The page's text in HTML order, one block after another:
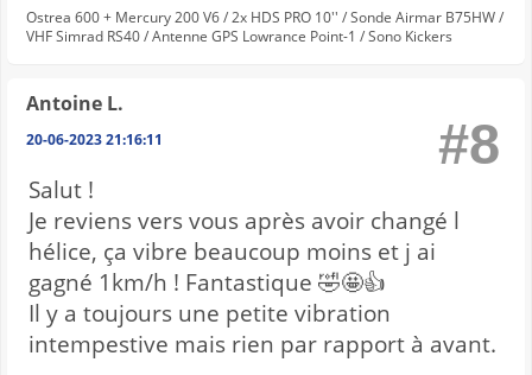
Ostrea 600 + Mercury 200 V6 / 2x HDS PRO 10'' / Sonde Airmar B75HW /
VHF Simrad RS40 / Antenne GPS Lowrance Point-1 / Sono Kickers
Antoine L.
20-06-2023 21:16:11 #8
Salut !
Je reviens vers vous après avoir changé l
hélice, ça vibre beaucoup moins et j ai
gagné 1km/h ! Fantastique 🤣🤩👍
Il y a toujours une petite vibration
intempestive mais rien par rapport à avant.